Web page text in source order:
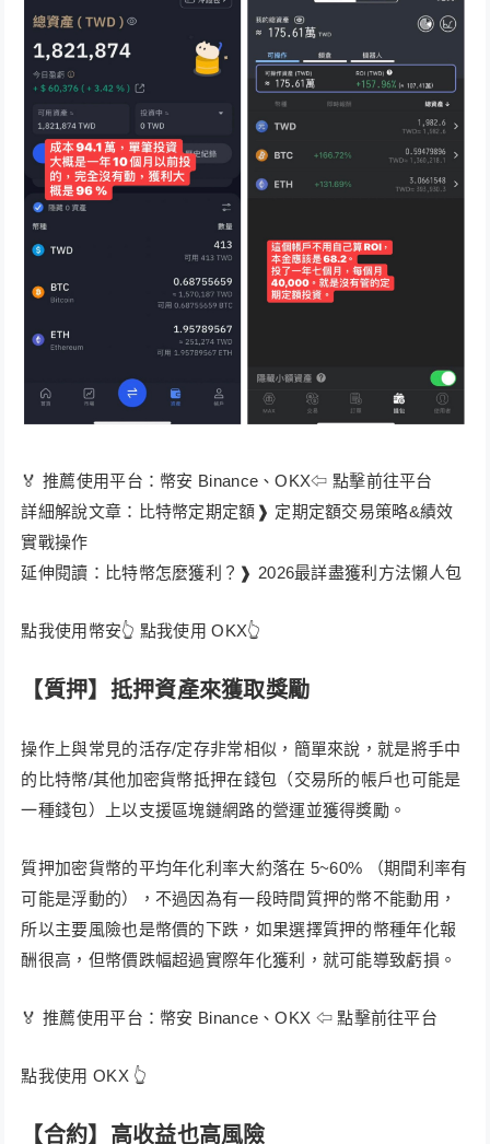
🏅 推薦使用平台：幣安 Binance、OKX⇦ 點擊前往平台
詳細解說文章：比特幣定期定額❱ 定期定額交易策略&績效
實戰操作
延伸閱讀：比特幣怎麼獲利？❱ 2026最詳盡獲利方法懶人包
點我使用幣安👆 點我使用 OKX👆
【質押】 抵押資產來獲取獎勵
操作上與常見的活存/定存非常相似，簡單來說，就是將手中
的比特幣/其他加密貨幣抵押在錢包（交易所的帳戶也可能是
一種錢包）上以支援區塊鏈網路的營運並獲得獎勵。
質押加密貨幣的平均年化利率大約落在 5~60% （期間利率有
可能是浮動的），不過因為有一段時間質押的幣不能動用，
所以主要風險也是幣價的下跌，如果選擇質押的幣種年化報
酬很高，但幣價跌幅超過實際年化獲利，就可能導致虧損。
🏅 推薦使用平台：幣安 Binance、OKX ⇦ 點擊前往平台
點我使用 OKX 👆
【合約】 高收益也高風險